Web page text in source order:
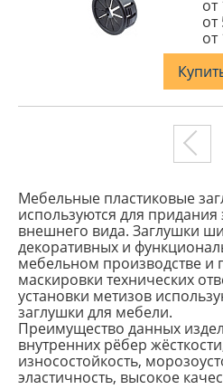
от
от
от
Мебельные пластиковые
используются для придания
внешнего вида. Заглушки
декоративных и
мебельном производстве и
маскировки технических
установки метизов
заглушки для мебели.
Преимущество данных
внутренних рёбер
износостойкость,
эластичность, высокое